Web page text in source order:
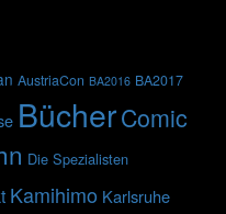
AustriaCon BA2016 BA2017
BücherComic
Die Spezialisten
Kamihimo Karlsruhe